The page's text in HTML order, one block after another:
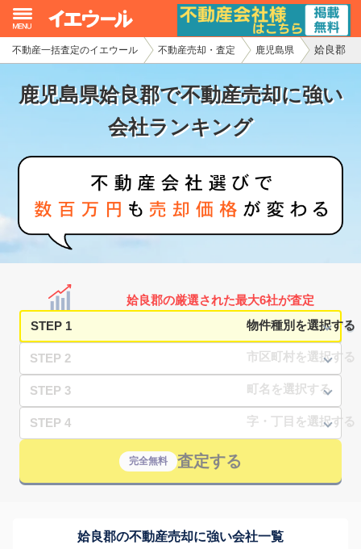
不動産一括査定のイエウール 不動産売却・査定 鹿児島県 姶良郡
鹿児島県姶良郡で不動産売却に強い
会社ランキング
姶良郡の厳選された最大6社が査定
STEP 1
STEP 2
STEP 3
STEP 4
完全無料 査定する
姶良郡の不動産売却に強い会社一覧
イエウール加盟希望の不動産会社様
初めての方へ
不動産の売却・一括査定
家査定シミュレーター
お問い合わせ